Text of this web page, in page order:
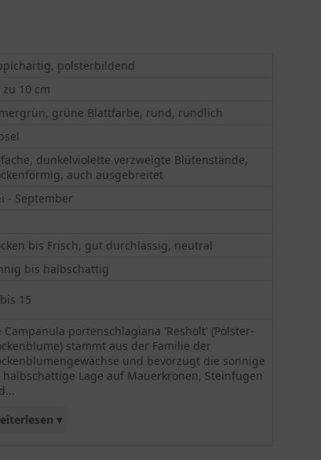
polsterbildend
zu 10 cm
grüne Blattfarbe, rund, rundlich
dunkelviolette verzweigte Blütenstände,
auch ausgebreitet
- September
bis Frisch, gut durchlässig, neutral
bis halbschattig
15
Campanula portenschlagiana 'Resholt' (Polster-
stammt aus der Familie der
und bevorzugt die sonnige
halbschattige Lage auf Mauerkronen, Steinfugen
▾